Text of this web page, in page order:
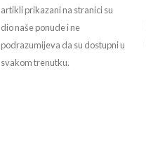
artikli prikazani na stranici su
dio naše ponude i ne
podrazumijeva da su dostupni u
svakom trenutku.